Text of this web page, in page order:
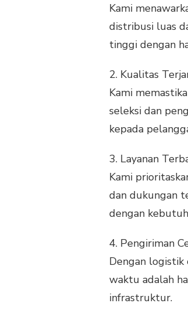
Kami
distribusi luas
tinggi dengan
2. Kualitas
Kami
seleksi dan
kepada
3. Layanan
Kami
dan dukungan
dengan
4. Pengiriman
Dengan logistik
waktu adalah
infrastruktur.